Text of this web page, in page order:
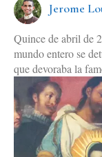
Jerome
Quince de abril de
mundo entero se
que devoraba la